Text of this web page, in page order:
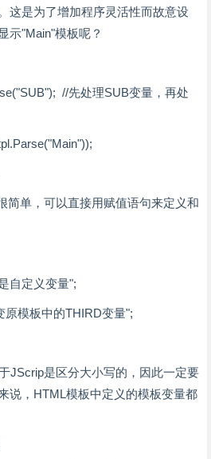
这是为了增加程序灵活性而故意设
示"Main"模板呢？
//先处理SUB变量，再处
单，可以直接用赋值语句来定义和
定义变量";
模板中的THIRD变量";
JScrip是区分大小写的，因此一定要
说，HTML模板中定义的模板变量都